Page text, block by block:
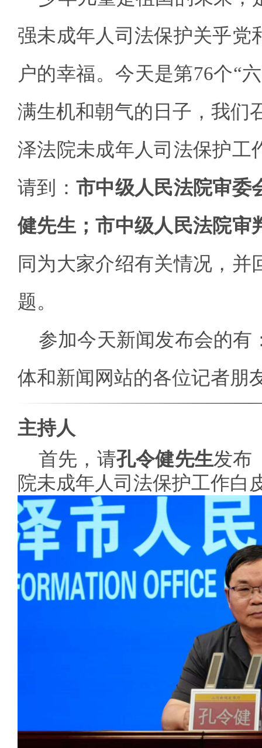
强未成年人司法保护关乎党
户的幸福。今天是第76个“
满生机和朝气的日子，我们
泽法院未成年人司法保护工
请到：市中级人民法院审委
健先生；市中级人民法院审
同为大家介绍有关情况，
题。
参加今天新闻发布会的有
体和新闻网站的各位记者朋
主持人
首先，请孔令健先生发布
院未成年人司法保护工作白